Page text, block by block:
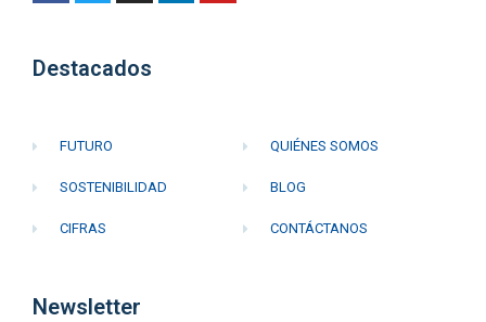
Destacados
FUTURO
SOSTENIBILIDAD
CIFRAS
QUIÉNES SOMOS
BLOG
CONTÁCTANOS
Newsletter